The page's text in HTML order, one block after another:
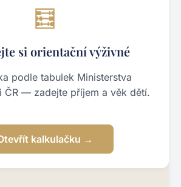
🧮
si orientační výživné
podle tabulek Ministerstva
ČR — zadejte příjem a věk dětí.
kalkulačku →